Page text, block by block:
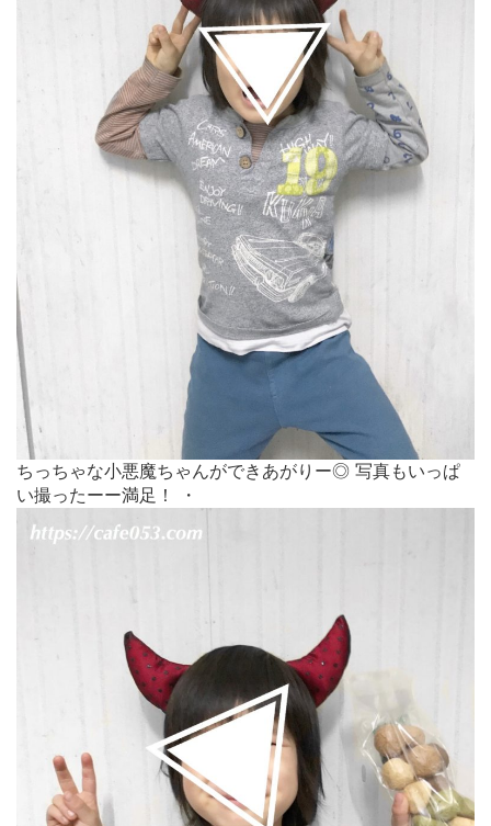
ちっちゃな小悪魔ちゃんができあがりー◎ 写真もいっぱ
い撮ったーー満足！ ・